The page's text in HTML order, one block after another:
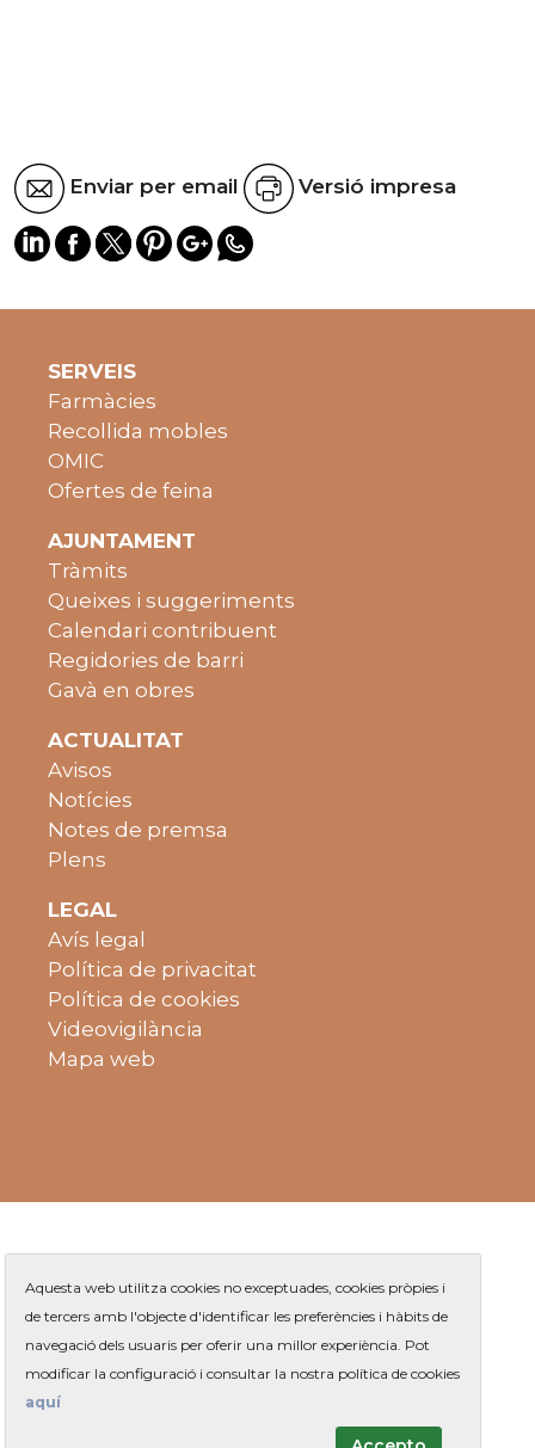
Enviar per email Versió impresa
SERVEIS
Farmàcies
Recollida mobles
OMIC
Ofertes de feina
AJUNTAMENT
Tràmits
Queixes i suggeriments
Calendari contribuent
Regidories de barri
Gavà en obres
ACTUALITAT
Avisos
Notícies
Notes de premsa
Plens
LEGAL
Avís legal
Política de privacitat
Política de cookies
Videovigilància
Mapa web
Plaça de Jaume Balmes s/n
Aquesta web utilitza cookies no exceptuades, cookies pròpies i
de tercers amb l'objecte d'identificar les preferències i hàbits de
navegació dels usuaris per oferir una millor experiència. Pot
modificar la configuració i consultar la nostra política de cookies
aquí